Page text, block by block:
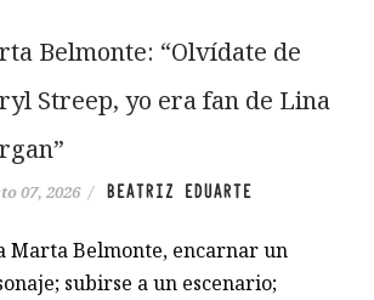
Belmonte: “Olvídate de
Streep, yo era fan de Lina
07, 2026 / BEATRIZ EDUARTE
Marta Belmonte, encarnar un
subirse a un escenario;